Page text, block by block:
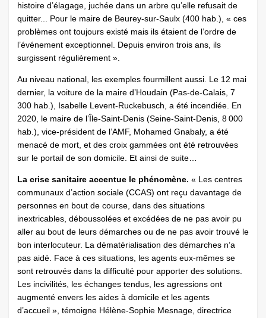
histoire d’élagage, juchée dans un arbre qu’elle refusait de
quitter... Pour le maire de Beurey-sur-Saulx (400 hab.), « ces
problèmes ont toujours existé mais ils étaient de l’ordre de
l’événement exceptionnel. Depuis environ trois ans, ils
surgissent régulièrement ».
Au niveau national, les exemples fourmillent aussi. Le 12 mai
dernier, la voiture de la maire d’Houdain (Pas-de-Calais, 7
300 hab.), Isabelle Levent-Ruckebusch, a été incendiée. En
2020, le maire de l’Île-Saint-Denis (Seine-Saint-Denis, 8 000
hab.), vice-président de l’AMF, ­Mohamed Gnabaly, a été
menacé de mort, et des croix gammées ont été retrouvées
sur le portail de son domicile. Et ainsi de suite…
La crise sanitaire accentue le phénomène. « Les centres
communaux d’action sociale (CCAS) ont reçu davantage de
personnes en bout de course, dans des situations
inextricables, déboussolées et excédées de ne pas avoir pu
aller au bout de leurs démarches ou de ne pas avoir trouvé le
bon interlocuteur. La dématérialisation des démarches n’a
pas aidé. Face à ces situations, les agents eux-mêmes se
sont retrouvés dans la difficulté pour apporter des solutions.
Les incivilités, les échanges tendus, les agressions ont
augmenté envers les aides à domicile et les agents
d’accueil », témoigne Hélène-Sophie Mesnage, directrice